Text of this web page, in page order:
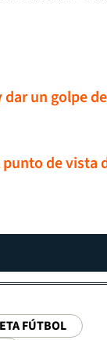
dar un golpe de
de vista
FÚTBOL